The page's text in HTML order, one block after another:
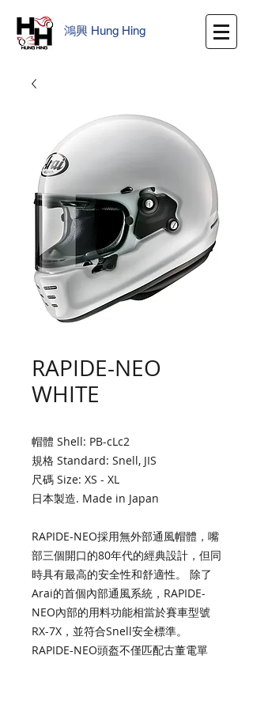
鴻興 Hung Hing
RAPIDE-NEO
WHITE
帽體 Shell: PB-cLc2
規格 Standard: Snell, JIS
尺碼 Size: XS - XL
日本製造. Made in Japan
RAPIDE-NEO採用無外部通風帽體，嘴
部三個開口的80年代的經典設計，但同
時具有最高的安全性和舒適性。 除了
Arai的首個內部通風系統，RAPIDE-
NEO內部的用料功能相當於賽車型號
RX-7X，並符合Snell安全標準。
RAPIDE-NEO頭盔不僅匹配古董電單